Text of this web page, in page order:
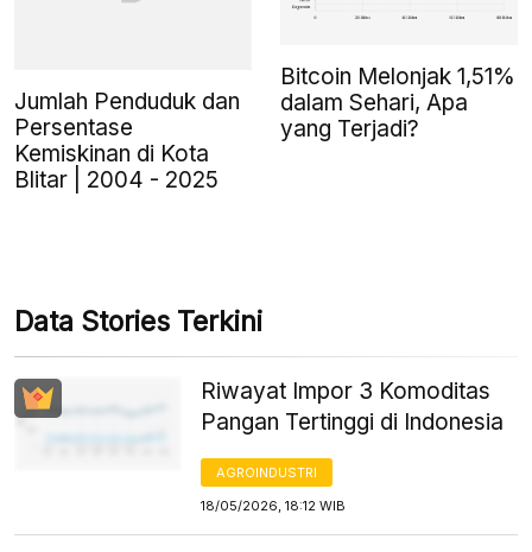
Jumlah Penduduk dan
Persentase
Kemiskinan di Kota
Blitar | 2004 - 2025
Bitcoin Melonjak 1,51%
dalam Sehari, Apa
yang Terjadi?
Data Stories Terkini
Riwayat Impor 3 Komoditas
Pangan Tertinggi di Indonesia
AGROINDUSTRI
18/05/2026, 18:12 WIB